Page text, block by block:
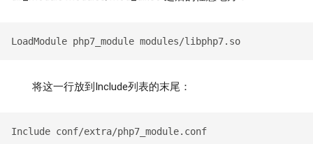
将这一行放到Include列表的末尾：